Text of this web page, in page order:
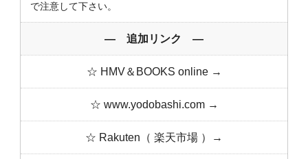
で注意して下さい。
― 追加リンク ―
☆ HMV＆BOOKS online →
☆ www.yodobashi.com →
☆ Rakuten（ 楽天市場 ）→